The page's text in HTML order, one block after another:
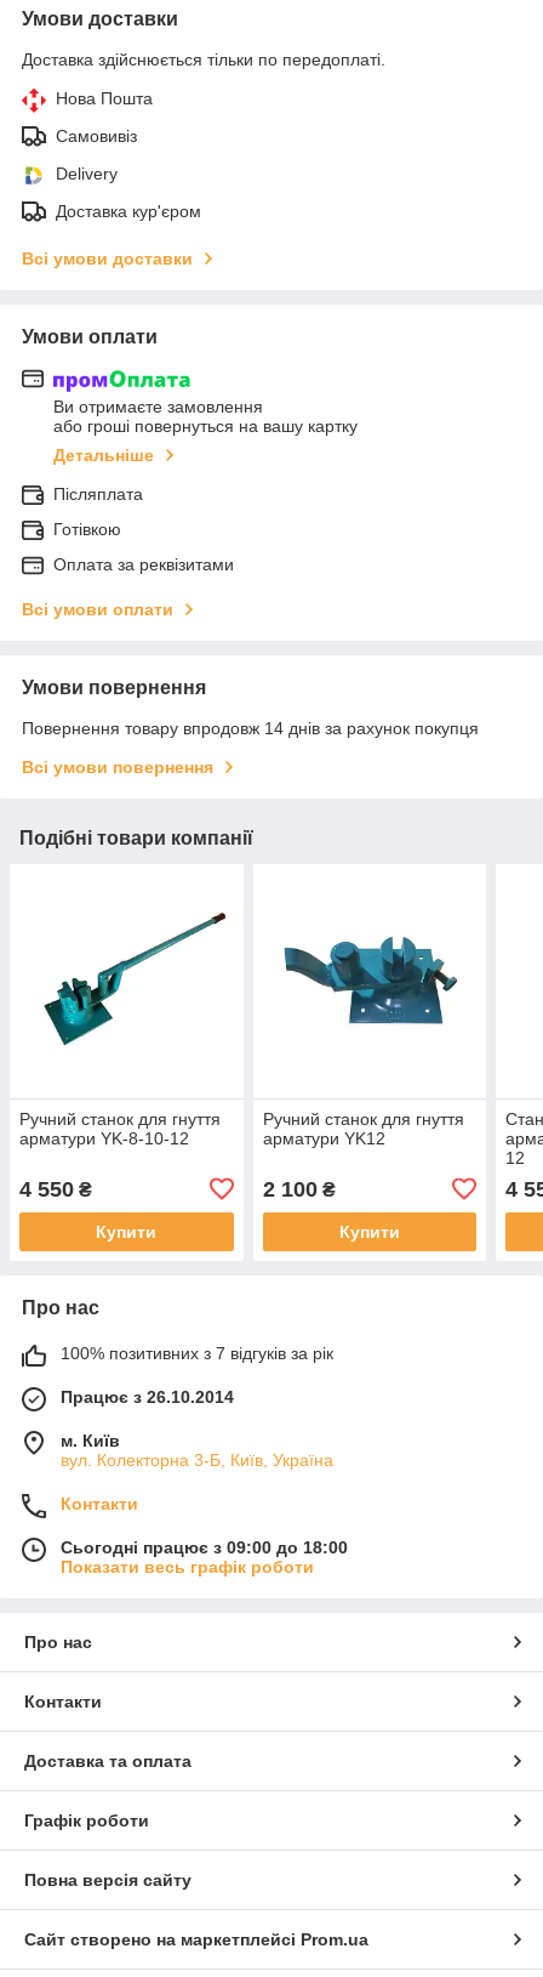
Умови доставки
Доставка здійснюється тільки по передоплаті.
Нова Пошта
Самовивіз
Delivery
Доставка кур'єром
Всі умови доставки
Умови оплати
Ви отримаєте замовлення
або гроші повернуться на вашу картку
Детальніше
Післяплата
Готівкою
Оплата за реквізитами
Всі умови оплати
Умови повернення
Повернення товару впродовж 14 днів за рахунок покупця
Всі умови повернення
Подібні товари компанії
Ручний станок для гнуття
арматури YK-8-10-12
4 550 ₴
Купити
Ручний станок для гнуття
арматури YK12
2 100₴
Купити
12
4
Про нас
100% позитивних з 7 відгуків за рік
Працює з 26.10.2014
м. Київ
вул. Колекторна 3-Б, Київ, Україна
Контакти
Сьогодні працює з 09:00 до 18:00
Показати весь графік роботи
Про нас
Контакти
Доставка та оплата
Графік роботи
Повна версія сайту
Сайт створено на маркетплейсі Prom.ua